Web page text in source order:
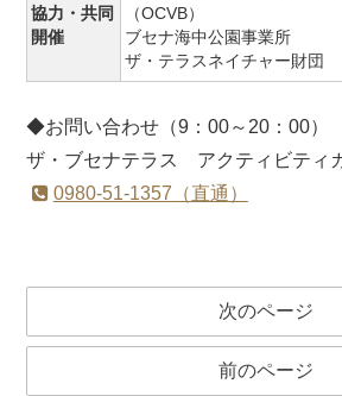
協力・共同
開催
（OCVB）
ブセナ海中公園事業所
ザ・テラスネイチャー財団
◆お問い合わせ（9：00～20：00）
ザ・ブセナテラス アクティビティ
0980-51-1357（直通）
次のページ
前のページ